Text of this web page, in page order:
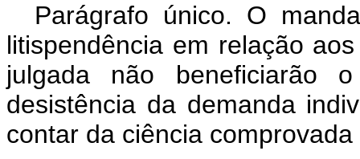
Parágrafo único. O
litispendência em relação
julgada não beneficiarão
desistência da demanda
contar da ciência